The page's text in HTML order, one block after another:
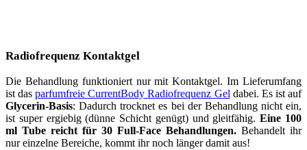
Radiofrequenz Kontaktgel
Die Behandlung funktioniert nur mit Kontaktgel. Im Lieferumfang
ist dasparfumfreie CurrentBody Radiofrequenz Gel dabei. Es ist auf
Glycerin-Basis: Dadurch trocknet es bei der Behandlung nicht ein,
ist super ergiebig (dünne Schicht genügt) und gleitfähig.Eine 100
ml Tube reicht für 30 Full-Face Behandlungen. Behandelt ihr
nur einzelne Bereiche, kommt ihr noch länger damit aus!